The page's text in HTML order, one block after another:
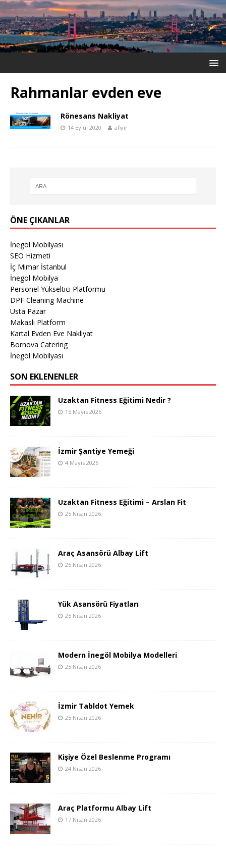
Rahmanlar evden eve
Rönesans Nakliyat
14 Eylül 2020 afiyir
ÖNE ÇIKANLAR
İnegöl Mobilyası
SEO Hizmeti
İç Mimar İstanbul
İnegöl Mobilya
Personel Yükseltici Platformu
DPF Cleaning Machine
Usta Pazar
Makaslı Platform
Kartal Evden Eve Nakliyat
Bornova Catering
İnegöl Mobilyası
SON EKLENENLER
Uzaktan Fitness Eğitimi Nedir ?
15 Mayıs 2026
İzmir Şantiye Yemeği
4 Mayıs 2026
Uzaktan Fitness Eğitimi – Arslan Fit
25 Nisan 2026
Araç Asansörü Albay Lift
25 Nisan 2026
Yük Asansörü Fiyatları
25 Nisan 2026
Modern İnegöl Mobilya Modelleri
25 Nisan 2026
İzmir Tabldot Yemek
25 Nisan 2026
Kişiye Özel Beslenme Programı
24 Nisan 2026
Araç Platformu Albay Lift
17 Nisan 2026